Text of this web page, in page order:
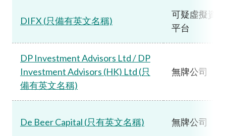
DIFX (只備有英文名稱)
可疑虛擬資
平台
DP Investment Advisors Ltd / DP
Investment Advisors (HK) Ltd (只
備有英文名稱)
無牌公司
De Beer Capital (只有英文名稱) 無牌公司